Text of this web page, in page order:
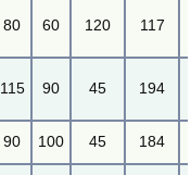
80 60 120 117
115 90 45 194
90 100 45 184